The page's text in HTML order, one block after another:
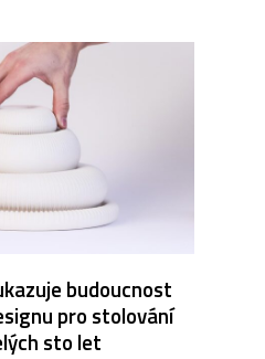
budoucnost
pro stolování
sto let